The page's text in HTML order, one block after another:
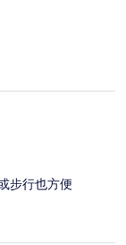
步行也方便